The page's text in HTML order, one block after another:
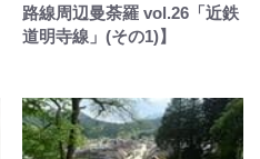
路線周辺曼荼羅 vol.26「近鉄
道明寺線」(その1)】